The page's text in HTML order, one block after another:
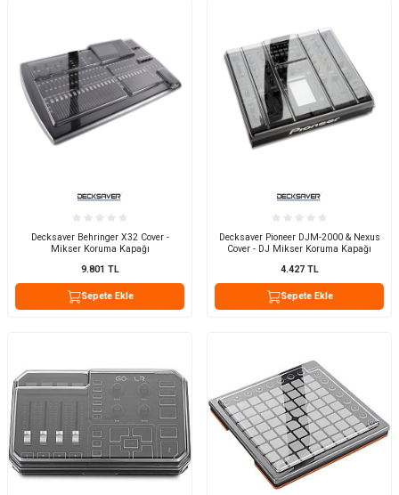
Decksaver Behringer X32 Cover -
Mikser Koruma Kapağı
9.801 TL
Sepete Ekle
Decksaver Pioneer DJM-2000 & Nexus
Cover - DJ Mikser Koruma Kapağı
4.427TL
Sepete Ekle